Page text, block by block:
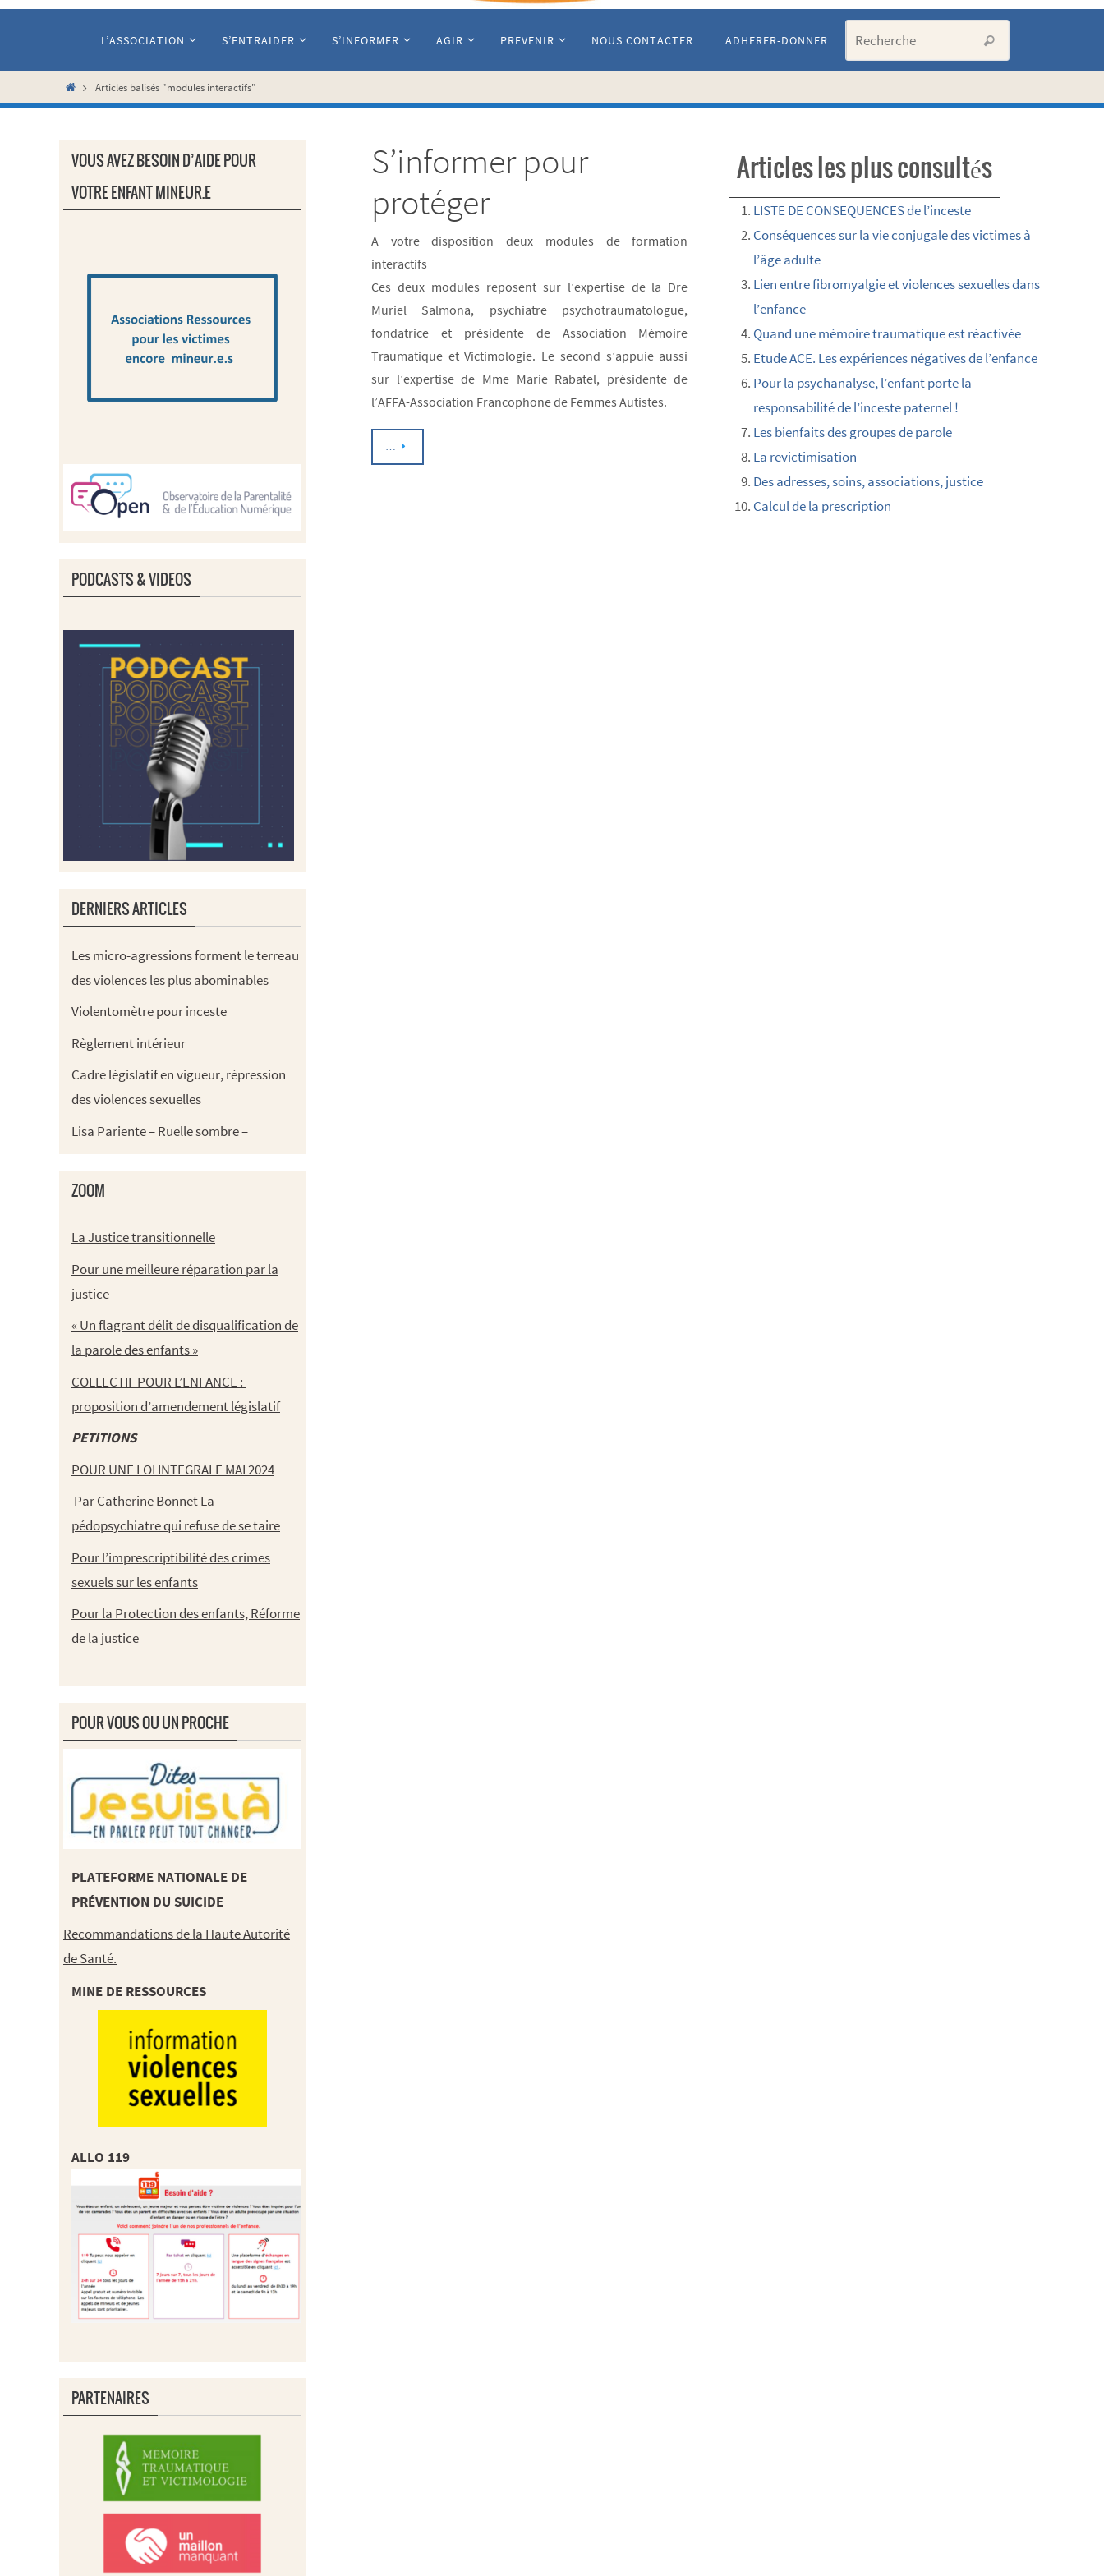
L’ASSOCIATION S’ENTRAIDER S’INFORMER AGIR PREVENIR NOUS CONTACTER ADHERER-DONNER Recherche
HomeArticles balisés "modules interactifs"
S’informer pour
protéger
A votre disposition deux modules de formation
interactifs
Ces deux modules reposent sur l’expertise de la Dre
Muriel Salmona, psychiatre psychotraumatologue,
fondatrice et présidente de Association Mémoire
Traumatique et Victimologie. Le second s’appuie aussi
sur l’expertise de Mme Marie Rabatel, présidente de
l’AFFA-Association Francophone de Femmes Autistes.
Articles les plus consultés
LISTE DE CONSEQUENCES de l’inceste
Conséquences sur la vie conjugale des victimes à
l’âge adulte
Lien entre fibromyalgie et violences sexuelles dans
l’enfance
Quand une mémoire traumatique est réactivée
Etude ACE. Les expériences négatives de l’enfance
Pour la psychanalyse, l’enfant porte la
responsabilité de l’inceste paternel !
Les bienfaits des groupes de parole
La revictimisation
Des adresses, soins, associations, justice
Calcul de la prescription
VOUS AVEZ BESOIN D’AIDE POUR
VOTRE ENFANT MINEUR.E
PODCASTS & VIDEOS
DERNIERS ARTICLES
Les micro-agressions forment le terreau
des violences les plus abominables
Violentomètre pour inceste
Règlement intérieur
Cadre législatif en vigueur, répression
des violences sexuelles
Lisa Pariente – Ruelle sombre –
ZOOM
La Justice transitionnelle
Pour une meilleure réparation par la
justice
« Un flagrant délit de disqualification de
la parole des enfants »
COLLECTIF POUR L’ENFANCE :
proposition d’amendement législatif
PETITIONS
POUR UNE LOI INTEGRALE MAI 2024
Par Catherine Bonnet La
pédopsychiatre qui refuse de se taire
Pour l’imprescriptibilité des crimes
sexuels sur les enfants
Pour la Protection des enfants, Réforme
de la justice
POUR VOUS OU UN PROCHE
PLATEFORME NATIONALE DE
PRÉVENTION DU SUICIDE
Recommandations de la Haute Autorité
de Santé.
MINE DE RESSOURCES
ALLO 119
PARTENAIRES